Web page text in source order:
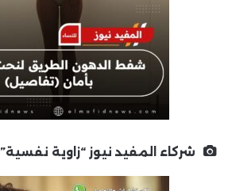
شركاء المفيد نيوز “زاوية نفسية”